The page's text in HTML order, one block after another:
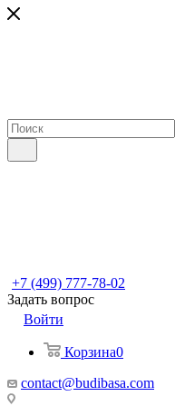
+7 (499) 777-78-02
Задать вопрос
Войти
Корзина0
contact@budibasa.com